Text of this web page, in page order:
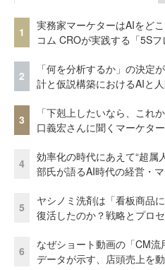
1
実務家マーケターはAIをど
コム CROが実践する「5Sフ
2
「何を分析するか」の決定
計と仮説構築におけるAIと
3
「下剋上したいなら、これ
口義宏さんに聞くマーケタ
4
効率化の時代にあえて“超
部氏が語るAI時代の経営・
5
ヤシノミ洗剤は「看板商品
復活したのか？戦略とプロ
6
なぜショート動画の「CM
データが示す、店頭売上を